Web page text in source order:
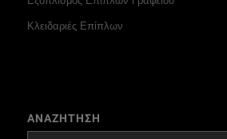
Κλειδαριές Επίπλων
ΑΝΑΖΗΤΗΣΗ